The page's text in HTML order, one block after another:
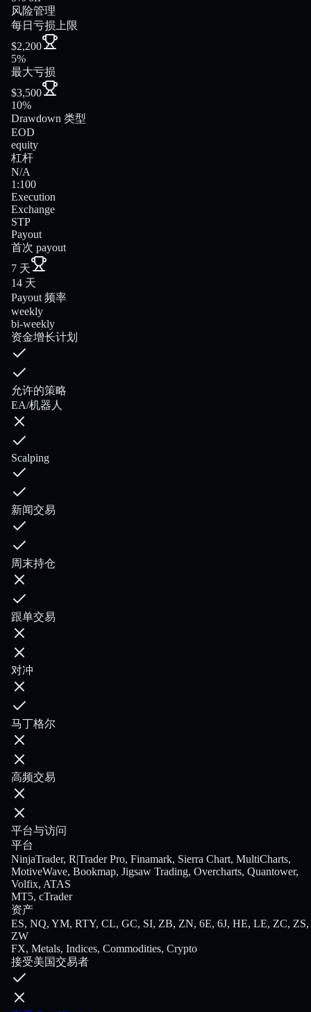
风险管理
每日亏损上限
$2,200
5%
最大亏损
$3,500
10%
Drawdown 类型
EOD
equity
杠杆
N/A
1:100
Execution
Exchange
STP
Payout
首次 payout
7 天
14 天
Payout 频率
weekly
bi-weekly
资金增长计划
允许的策略
EA/机器人
Scalping
新闻交易
周末持仓
跟单交易
对冲
马丁格尔
高频交易
平台与访问
平台
NinjaTrader, R|Trader Pro, Finamark, Sierra Chart, MultiCharts,
MotiveWave, Bookmap, Jigsaw Trading, Overcharts, Quantower,
Volfix, ATAS
MT5, cTrader
资产
ES, NQ, YM, RTY, CL, GC, SI, ZB, ZN, 6E, 6J, HE, LE, ZC, ZS,
ZW
FX, Metals, Indices, Commodities, Crypto
接受美国交易者